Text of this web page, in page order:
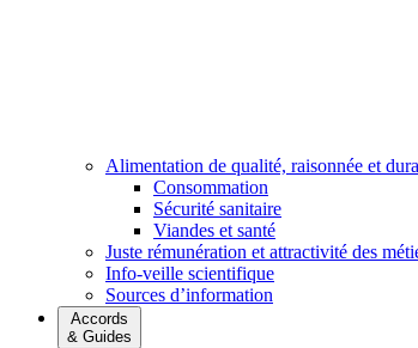
Alimentation de qualité, raisonnée et
Consommation
Sécurité sanitaire
Viandes et santé
Juste rémunération et attractivité des
Info-veille scientifique
Sources d’information
Accords
& Guides